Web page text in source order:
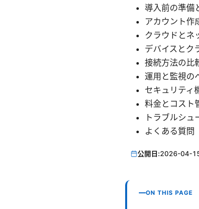
導入前の準備
アカウント作
クラウドとネ
デバイスとク
接続方法の比
運用と監視の
セキュリティ
料金とコスト
トラブルシ
よくある質問
公開日:2026-04-
ON THIS PAGE